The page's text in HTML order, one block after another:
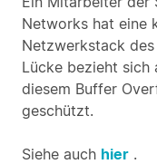
Networks hat eine
Netzwerkstack
Lücke bezieht sich
diesem Buffer
geschützt.
Siehe auch hier .